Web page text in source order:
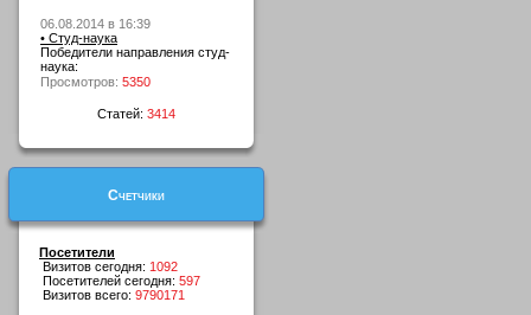
06.08.2014 в 16:39
• Студ-наука
Победители направления студ-
наука:
Просмотров: 5350
Статей: 3414
Счетчики
Посетители
Визитов сегодня: 1092
Посетителей сегодня: 597
Визитов всего: 9790171